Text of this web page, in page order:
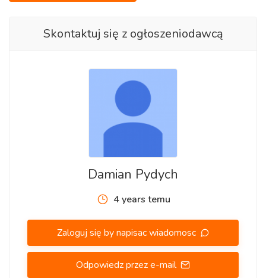
Skontaktuj się z ogłoszeniodawcą
Damian Pydych
4 years temu
Zaloguj się by napisac wiadomosc
Odpowiedz przez e-mail